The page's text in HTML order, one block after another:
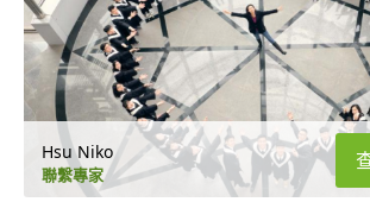
Hsu Niko
聯繫專家